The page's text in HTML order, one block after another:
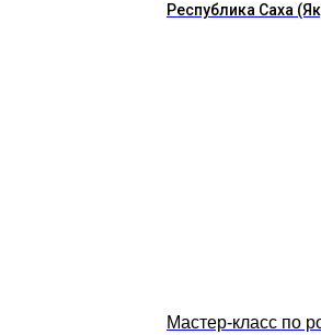
Республика Саха
Мастер-класс по